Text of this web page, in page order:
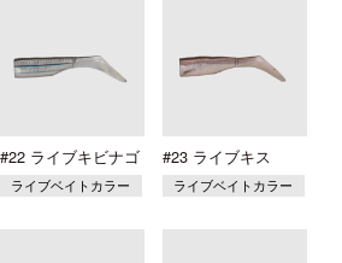
#22 ライブキビナゴ
ライブベイトカラー
#23 ライブキス
ライブベイトカラー